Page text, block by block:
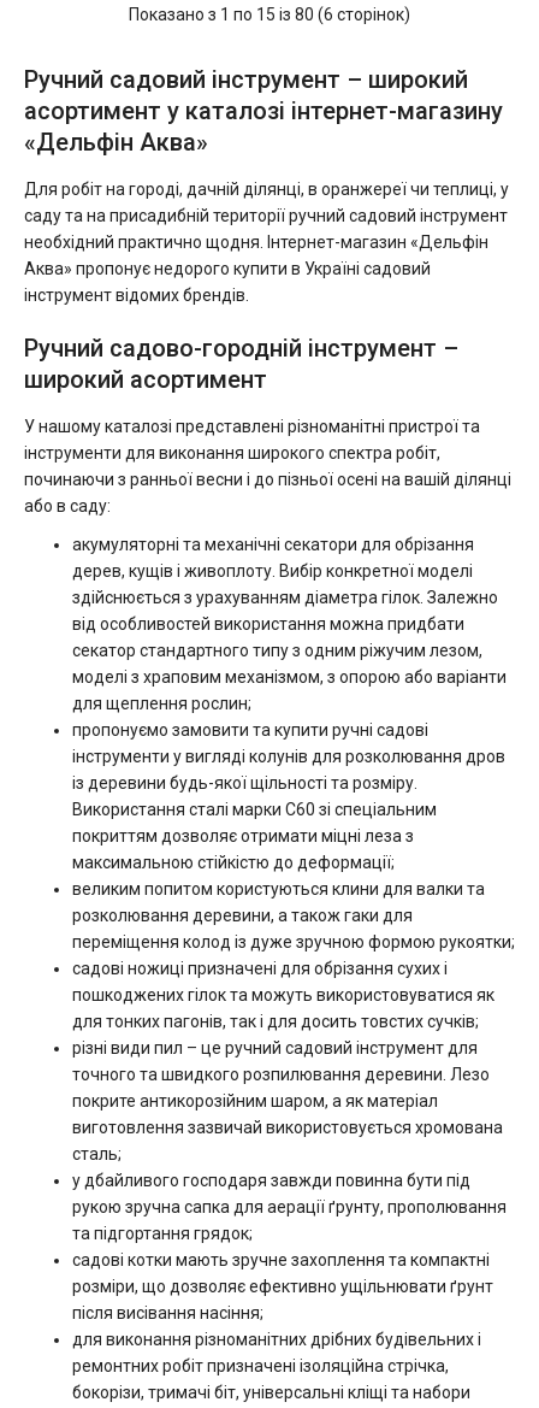
Показано з 1 по 15 із 80 (6 сторінок)
Ручний садовий інструмент – широкий
асортимент у каталозі інтернет-магазину
«Дельфін Аква»
Для робіт на городі, дачній ділянці, в оранжереї чи теплиці, у
саду та на присадибній території ручний садовий інструмент
необхідний практично щодня. Інтернет-магазин «Дельфін
Аква» пропонує недорого купити в Україні садовий
інструмент відомих брендів.
Ручний садово-городній інструмент –
широкий асортимент
У нашому каталозі представлені різноманітні пристрої та
інструменти для виконання широкого спектра робіт,
починаючи з ранньої весни і до пізньої осені на вашій ділянці
або в саду:
акумуляторні та механічні секатори для обрізання
дерев, кущів і живоплоту. Вибір конкретної моделі
здійснюється з урахуванням діаметра гілок. Залежно
від особливостей використання можна придбати
секатор стандартного типу з одним ріжучим лезом,
моделі з храповим механізмом, з опорою або варіанти
для щеплення рослин;
пропонуємо замовити та купити ручні садові
інструменти у вигляді колунів для розколювання дров
із деревини будь-якої щільності та розміру.
Використання сталі марки С60 зі спеціальним
покриттям дозволяє отримати міцні леза з
максимальною стійкістю до деформації;
великим попитом користуються клини для валки та
розколювання деревини, а також гаки для
переміщення колод із дуже зручною формою рукоятки;
садові ножиці призначені для обрізання сухих і
пошкоджених гілок та можуть використовуватися як
для тонких пагонів, так і для досить товстих сучків;
різні види пил – це ручний садовий інструмент для
точного та швидкого розпилювання деревини. Лезо
покрите антикорозійним шаром, а як матеріал
виготовлення зазвичай використовується хромована
сталь;
у дбайливого господаря завжди повинна бути під
рукою зручна сапка для аерації ґрунту, прополювання
та підгортання грядок;
садові котки мають зручне захоплення та компактні
розміри, що дозволяє ефективно ущільнювати ґрунт
після висівання насіння;
для виконання різноманітних дрібних будівельних і
ремонтних робіт призначені ізоляційна стрічка,
бокорізи, тримачі біт, універсальні кліщі та набори